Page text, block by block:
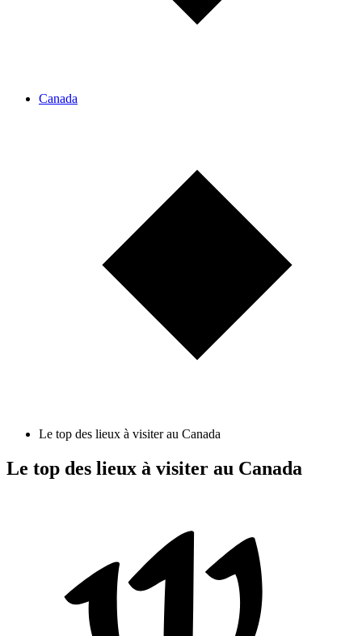
Canada
Le top des lieux à visiter au Canada
Le top des lieux à visiter au Canada